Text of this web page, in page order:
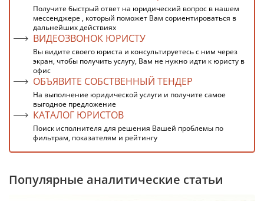
Получите быстрый ответ на юридический вопрос в нашем
мессенджере , который поможет Вам сориентироваться в
дальнейших действиях
ВИДЕОЗВОНОК ЮРИСТУ
Вы видите своего юриста и консультируетесь с ним через
экран, чтобы получить услугу, Вам не нужно идти к юристу в
офис
ОБЪЯВИТЕ СОБСТВЕННЫЙ ТЕНДЕР
На выполнение юридической услуги и получите самое
выгодное предложение
КАТАЛОГ ЮРИСТОВ
Поиск исполнителя для решения Вашей проблемы по
фильтрам, показателям и рейтингу
Популярные аналитические статьи